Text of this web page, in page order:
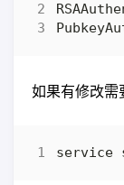
如果有修改需